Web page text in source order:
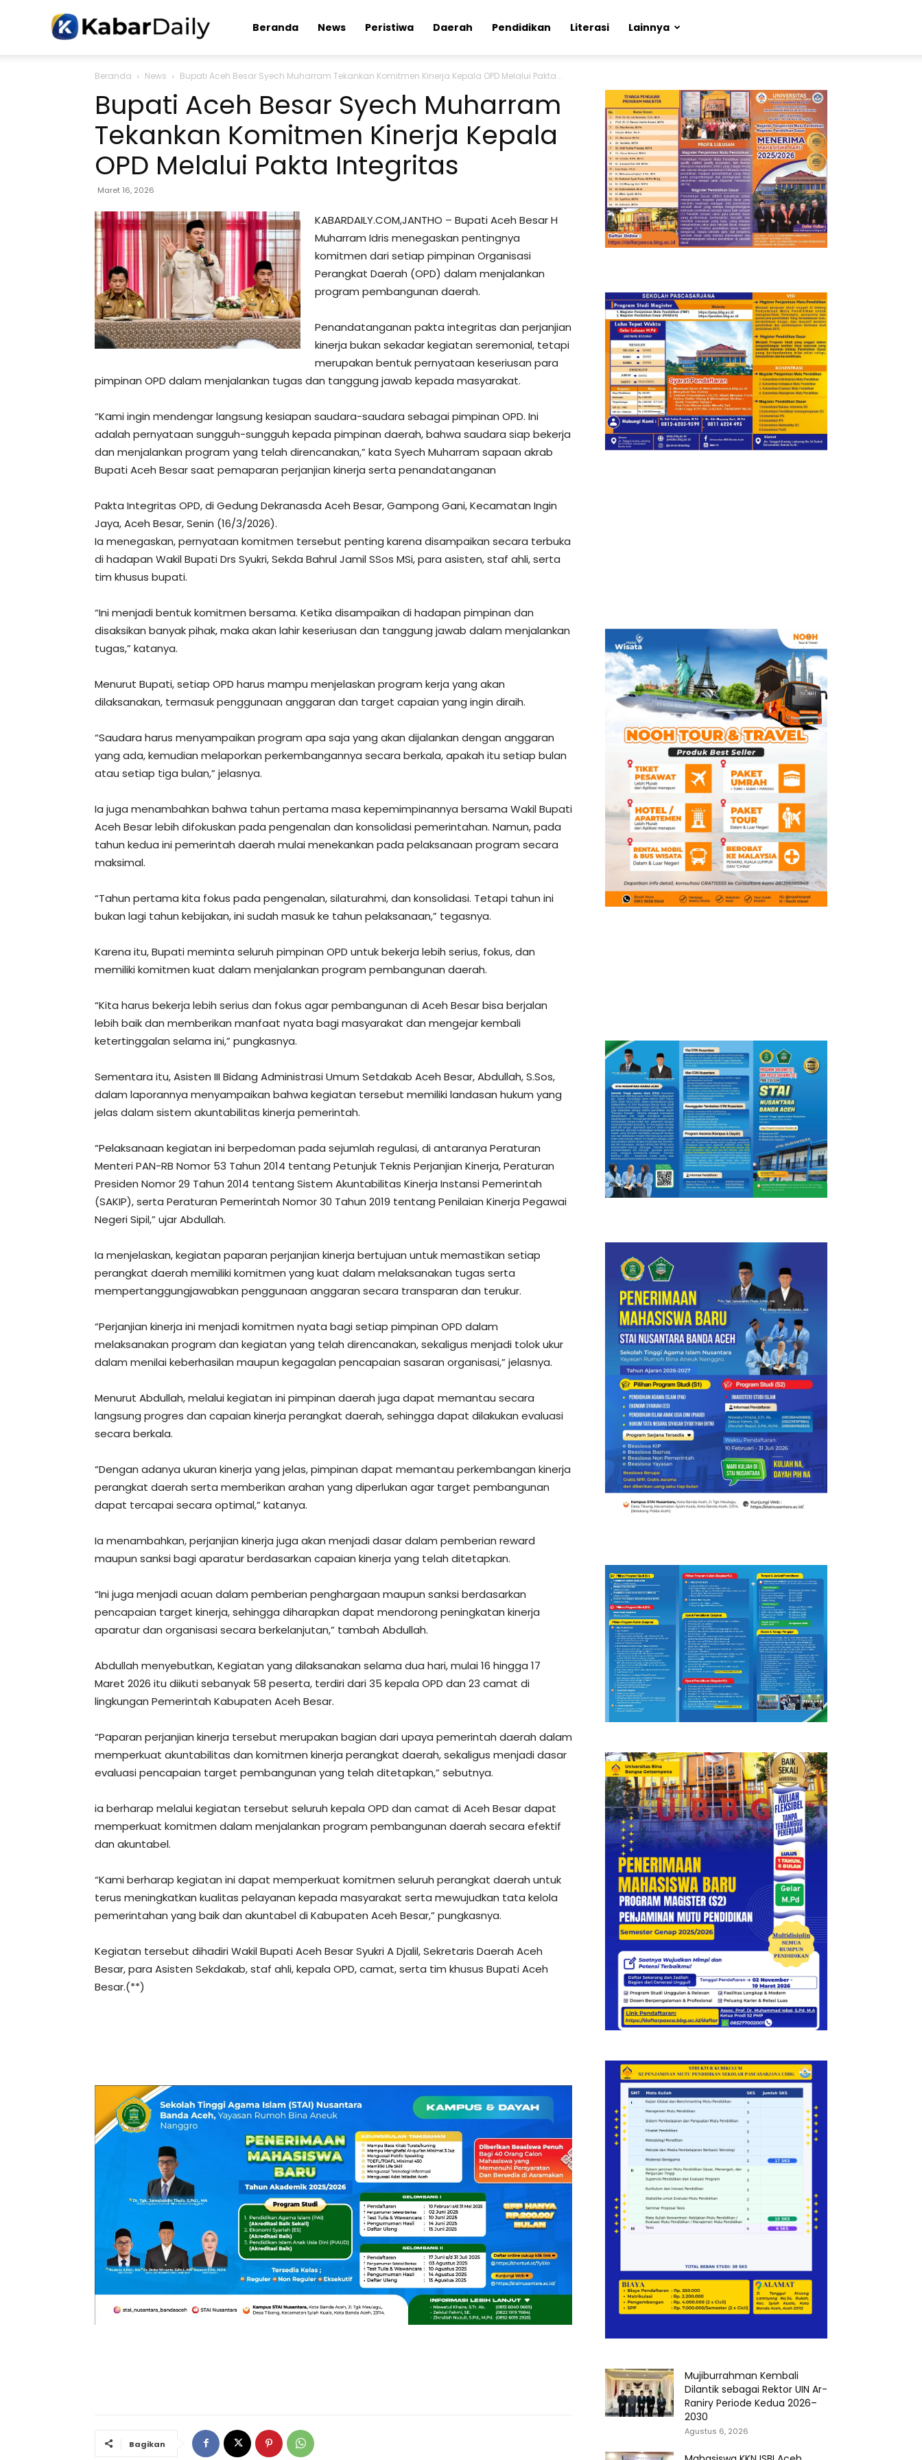
Kabardaily.com
Beranda News Peristiwa Daerah Pendidikan Literasi Lainnya
Beranda News Bupati Aceh Besar Syech Muharram Tekankan Komitmen Kinerja Kepala OPD Melalui Pakta...
Bupati Aceh Besar Syech Muharram
Tekankan Komitmen Kinerja Kepala
OPD Melalui Pakta Integritas
Maret 16, 2026
KABARDAILY.COM,JANTHO – Bupati Aceh Besar H
Muharram Idris menegaskan pentingnya
komitmen dari setiap pimpinan Organisasi
Perangkat Daerah (OPD) dalam menjalankan
program pembangunan daerah.
Penandatanganan pakta integritas dan perjanjian
kinerja bukan sekadar kegiatan seremonial, tetapi
merupakan bentuk pernyataan keseriusan para
pimpinan OPD dalam menjalankan tugas dan tanggung jawab kepada masyarakat.
“Kami ingin mendengar langsung kesiapan saudara-saudara sebagai pimpinan OPD. Ini
adalah pernyataan sungguh-sungguh kepada pimpinan daerah, bahwa saudara siap bekerja
dan menjalankan program yang telah direncanakan,” kata Syech Muharram sapaan akrab
Bupati Aceh Besar saat pemaparan perjanjian kinerja serta penandatanganan
Pakta Integritas OPD, di Gedung Dekranasda Aceh Besar, Gampong Gani, Kecamatan Ingin
Jaya, Aceh Besar, Senin (16/3/2026).
Ia menegaskan, pernyataan komitmen tersebut penting karena disampaikan secara terbuka
di hadapan Wakil Bupati Drs Syukri, Sekda Bahrul Jamil SSos MSi, para asisten, staf ahli, serta
tim khusus bupati.
“Ini menjadi bentuk komitmen bersama. Ketika disampaikan di hadapan pimpinan dan
disaksikan banyak pihak, maka akan lahir keseriusan dan tanggung jawab dalam menjalankan
tugas,” katanya.
Menurut Bupati, setiap OPD harus mampu menjelaskan program kerja yang akan
dilaksanakan, termasuk penggunaan anggaran dan target capaian yang ingin diraih.
“Saudara harus menyampaikan program apa saja yang akan dijalankan dengan anggaran
yang ada, kemudian melaporkan perkembangannya secara berkala, apakah itu setiap bulan
atau setiap tiga bulan,” jelasnya.
Ia juga menambahkan bahwa tahun pertama masa kepemimpinannya bersama Wakil Bupati
Aceh Besar lebih difokuskan pada pengenalan dan konsolidasi pemerintahan. Namun, pada
tahun kedua ini pemerintah daerah mulai menekankan pada pelaksanaan program secara
maksimal.
“Tahun pertama kita fokus pada pengenalan, silaturahmi, dan konsolidasi. Tetapi tahun ini
bukan lagi tahun kebijakan, ini sudah masuk ke tahun pelaksanaan,” tegasnya.
Karena itu, Bupati meminta seluruh pimpinan OPD untuk bekerja lebih serius, fokus, dan
memiliki komitmen kuat dalam menjalankan program pembangunan daerah.
“Kita harus bekerja lebih serius dan fokus agar pembangunan di Aceh Besar bisa berjalan
lebih baik dan memberikan manfaat nyata bagi masyarakat dan mengejar kembali
ketertinggalan selama ini,” pungkasnya.
Sementara itu, Asisten III Bidang Administrasi Umum Setdakab Aceh Besar, Abdullah, S.Sos,
dalam laporannya menyampaikan bahwa kegiatan tersebut memiliki landasan hukum yang
jelas dalam sistem akuntabilitas kinerja pemerintah.
“Pelaksanaan kegiatan ini berpedoman pada sejumlah regulasi, di antaranya Peraturan
Menteri PAN-RB Nomor 53 Tahun 2014 tentang Petunjuk Teknis Perjanjian Kinerja, Peraturan
Presiden Nomor 29 Tahun 2014 tentang Sistem Akuntabilitas Kinerja Instansi Pemerintah
(SAKIP), serta Peraturan Pemerintah Nomor 30 Tahun 2019 tentang Penilaian Kinerja Pegawai
Negeri Sipil,” ujar Abdullah.
Ia menjelaskan, kegiatan paparan perjanjian kinerja bertujuan untuk memastikan setiap
perangkat daerah memiliki komitmen yang kuat dalam melaksanakan tugas serta
mempertanggungjawabkan penggunaan anggaran secara transparan dan terukur.
“Perjanjian kinerja ini menjadi komitmen nyata bagi setiap pimpinan OPD dalam
melaksanakan program dan kegiatan yang telah direncanakan, sekaligus menjadi tolok ukur
dalam menilai keberhasilan maupun kegagalan pencapaian sasaran organisasi,” jelasnya.
Menurut Abdullah, melalui kegiatan ini pimpinan daerah juga dapat memantau secara
langsung progres dan capaian kinerja perangkat daerah, sehingga dapat dilakukan evaluasi
secara berkala.
“Dengan adanya ukuran kinerja yang jelas, pimpinan dapat memantau perkembangan kinerja
perangkat daerah serta memberikan arahan yang diperlukan agar target pembangunan
dapat tercapai secara optimal,” katanya.
Ia menambahkan, perjanjian kinerja juga akan menjadi dasar dalam pemberian reward
maupun sanksi bagi aparatur berdasarkan capaian kinerja yang telah ditetapkan.
“Ini juga menjadi acuan dalam pemberian penghargaan maupun sanksi berdasarkan
pencapaian target kinerja, sehingga diharapkan dapat mendorong peningkatan kinerja
aparatur dan organisasi secara berkelanjutan,” tambah Abdullah.
Abdullah menyebutkan, Kegiatan yang dilaksanakan selama dua hari, mulai 16 hingga 17
Maret 2026 itu diikuti sebanyak 58 peserta, terdiri dari 35 kepala OPD dan 23 camat di
lingkungan Pemerintah Kabupaten Aceh Besar.
“Paparan perjanjian kinerja tersebut merupakan bagian dari upaya pemerintah daerah dalam
memperkuat akuntabilitas dan komitmen kinerja perangkat daerah, sekaligus menjadi dasar
evaluasi pencapaian target pembangunan yang telah ditetapkan,” sebutnya.
ia berharap melalui kegiatan tersebut seluruh kepala OPD dan camat di Aceh Besar dapat
memperkuat komitmen dalam menjalankan program pembangunan daerah secara efektif
dan akuntabel.
“Kami berharap kegiatan ini dapat memperkuat komitmen seluruh perangkat daerah untuk
terus meningkatkan kualitas pelayanan kepada masyarakat serta mewujudkan tata kelola
pemerintahan yang baik dan akuntabel di Kabupaten Aceh Besar,” pungkasnya.
Kegiatan tersebut dihadiri Wakil Bupati Aceh Besar Syukri A Djalil, Sekretaris Daerah Aceh
Besar, para Asisten Sekdakab, staf ahli, kepala OPD, camat, serta tim khusus Bupati Aceh
Besar.(**)
Bagikan
Mujiburrahman Kembali
Dilantik sebagai Rektor UIN Ar-
Raniry Periode Kedua 2026–
2030
Agustus 6, 2026